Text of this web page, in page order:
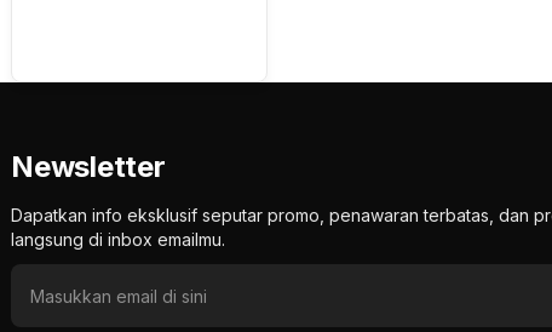
Newsletter
Dapatkan info eksklusif seputar promo, penawaran terbatas, dan
langsung di inbox emailmu.